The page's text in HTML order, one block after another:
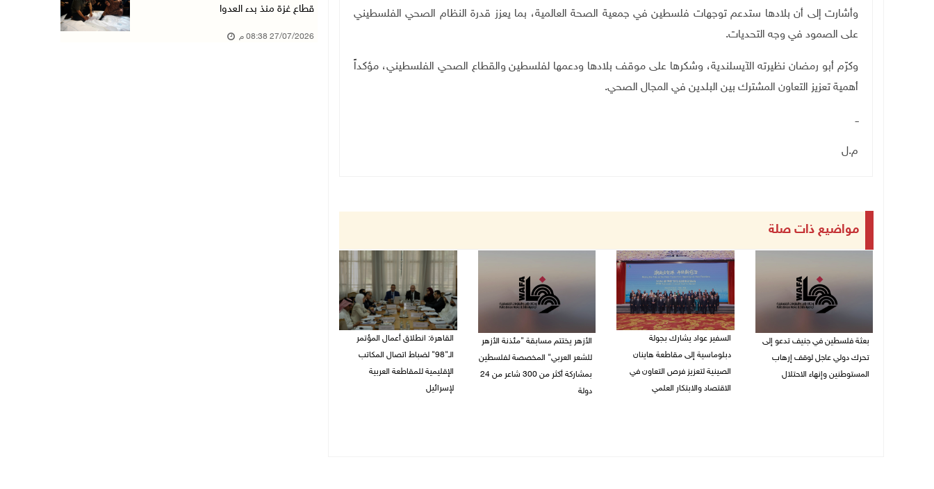
وأشارت إلى أن بلادها ستدعم توجهات فلسطين في جمعية الصحة العالمية، بما يعزز قدرة النظام الصحي الفلسطيني
على الصمود في وجه التحديات.
وكرّم أبو رمضان نظيرته الآيسلندية، وشكرها على موقف بلادها ودعمها لفلسطين والقطاع الصحي الفلسطيني، مؤكداً
أهمية تعزيز التعاون المشترك بين البلدين في المجال الصحي.
ــ
م.ل
مواضيع ذات صلة
بعثة فلسطين في جنيف تدعو إلى
تحرك دولي عاجل لوقف إرهاب
المستوطنين وإنهاء الاحتلال
السفير عواد يشارك بجولة
دبلوماسية إلى مقاطعة هاينان
الصينية لتعزيز فرص التعاون في
الاقتصاد والابتكار العلمي
الأزهر يختتم مسابقة "مئذنة الأزهر
للشعر العربي" المخصصة لفلسطين
بمشاركة أكثر من 300 شاعر من 24
دولة
القاهرة: انطلاق أعمال المؤتمر
الـ"98" لضباط اتصال المكاتب
الإقليمية للمقاطعة العربية
لإسرائيل
قطاع غزة منذ بدء العدوا
27/07/2026 08:38 م